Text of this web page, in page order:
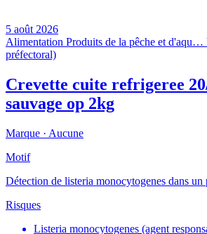
5 août 2026
Alimentation Produits de la pêche et d'aqu…
préfectoral)
Crevette cuite refrigeree
sauvage op 2kg
Marque · Aucune
Motif
Détection de listeria monocytogenes dans un
Risques
Listeria monocytogenes (agent